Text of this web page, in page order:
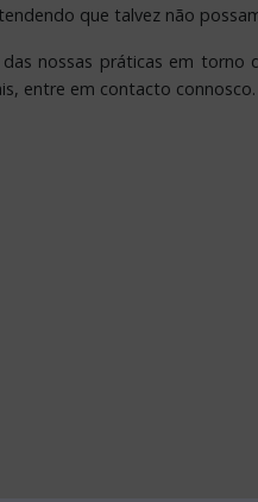
que talvez não
nossas práticas em torno
entre em contacto connosco.